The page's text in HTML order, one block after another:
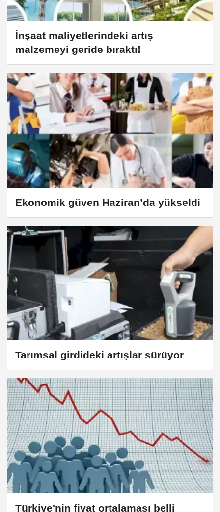
İnşaat maliyetlerindeki artış
malzemeyi geride bıraktı!
Ekonomik güven Haziran’da yükseldi
Tarımsal girdideki artışlar sürüyor
Türkiye'nin fiyat ortalaması belli